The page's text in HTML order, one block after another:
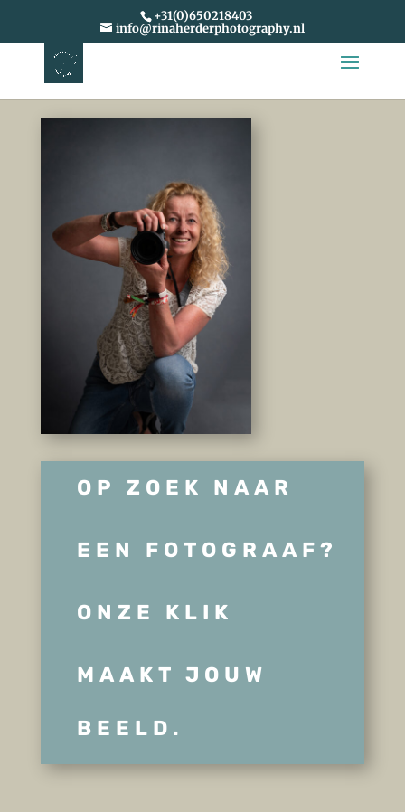
+31(0)650218403
info@rinaherderphotography.nl
OP ZOEK NAAR
EEN FOTOGRAAF?
ONZE KLIK
MAAKT JOUW
BEELD.